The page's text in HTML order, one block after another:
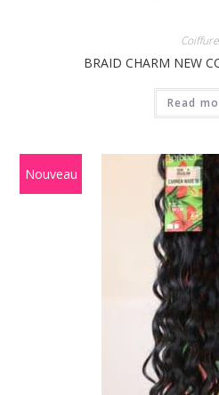
Coiffure
BRAID CHARM NEW
Read
Nouveau